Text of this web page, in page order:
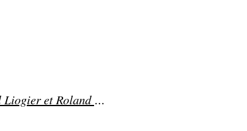
"Comment résister aux pulsions d'anéantissement ?" par Raphael Liogier et Roland Gori